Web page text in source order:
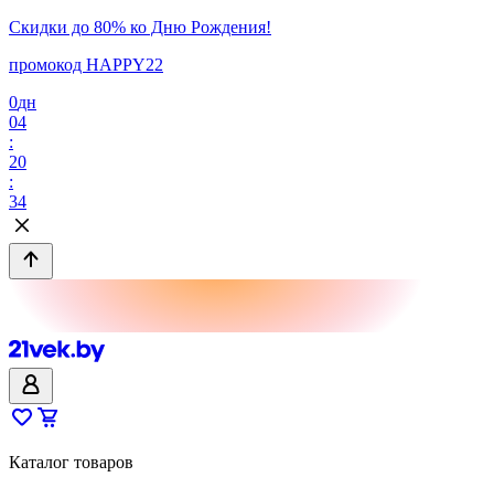
Скидки до 80% ко Дню Рождения!
промокод HAPPY22
0дн
04
:
20
:
34
Каталог товаров